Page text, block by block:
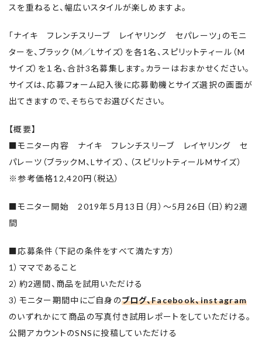
スを重ねると、幅広いスタイルが楽しめますよ。
「ナイキ フレンチスリーブ レイヤリング セパレーツ」のモニ
ターを、ブラック（M／Lサイズ）を各1名、スピリットティール（M
サイズ）を１名、合計3名募集します。カラーはおまかせください。
サイズは、応募フォーム記入後に応募動機とサイズ選択の画面が
出てきますので、そちらでお選びください。
【概要】
■モニター内容 ナイキ フレンチスリーブ レイヤリング セ
パレーツ（ブラックM、Lサイズ）、（スピリットティールMサイズ）
※参考価格12,420円（税込）
■モニター開始 2019年５月13日（月）～5月26日（日）約2週
間
■応募条件（下記の条件をすべて満たす方）
1）ママであること
2）約2週間、商品を試用いただける
3）モニター期間中にご自身のブログ、Facebook、instagram
のいずれかにて商品の写真付き試用レポートをしていただける。
公開アカウントのSNSに投稿していただける